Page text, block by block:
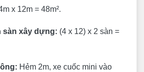
x 12m = 48m².
sàn xây dựng: (4 x 12) x 2 sàn =
Hẻm 2m, xe cuốc mini vào